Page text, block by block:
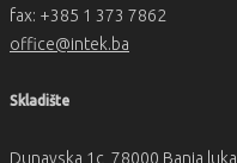
fax: +385 1 373 7862
office@intek.ba
Skladište
Dunavska 1c, 78000 Banja luka